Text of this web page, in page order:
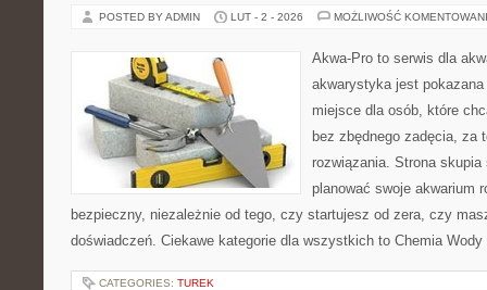
POSTED BY ADMIN LUT - 2 - 2026 MOŻLIWOŚĆ
Akwa-Pro to serwis dla
akwarystyka jest
miejsce dla osób, które
bez zbędnego zadęcia, za
rozwiązania. Strona
planować swoje akwarium
bezpieczny, niezależnie od tego, czy startujesz od zera, czy
doświadczeń. Ciekawe kategorie dla wszystkich to Chemia
CATEGORIES: TUREK